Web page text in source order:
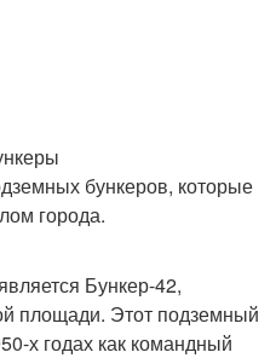
бункеров, которые
города.
Бункер-42,
площади. Этот подземный
х годах как командный